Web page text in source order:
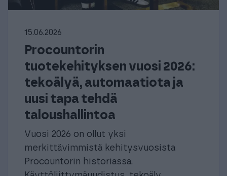
15.06.2026
Procountorin
tuotekehityksen vuosi 2026:
tekoälyä, automaatiota ja
uusi tapa tehdä
taloushallintoa
Vuosi 2026 on ollut yksi
merkittävimmistä kehitysvuosista
Procountorin historiassa.